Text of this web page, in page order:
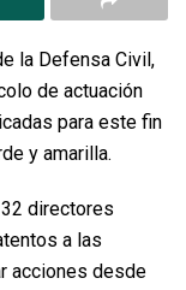
la Defensa Civil,
de actuación
para este fin
y amarilla.
directores
a las
acciones desde